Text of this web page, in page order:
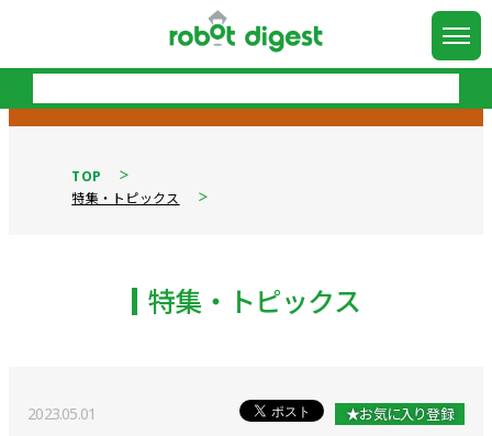
TOP
特集・トピックス
特集・トピックス
2023.05.01 ★お気に入り登録